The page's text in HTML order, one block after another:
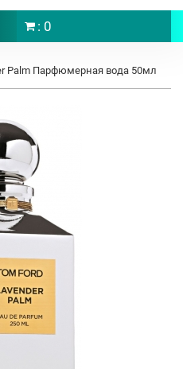
: 0
Palm Парфюмерная вода 50мл